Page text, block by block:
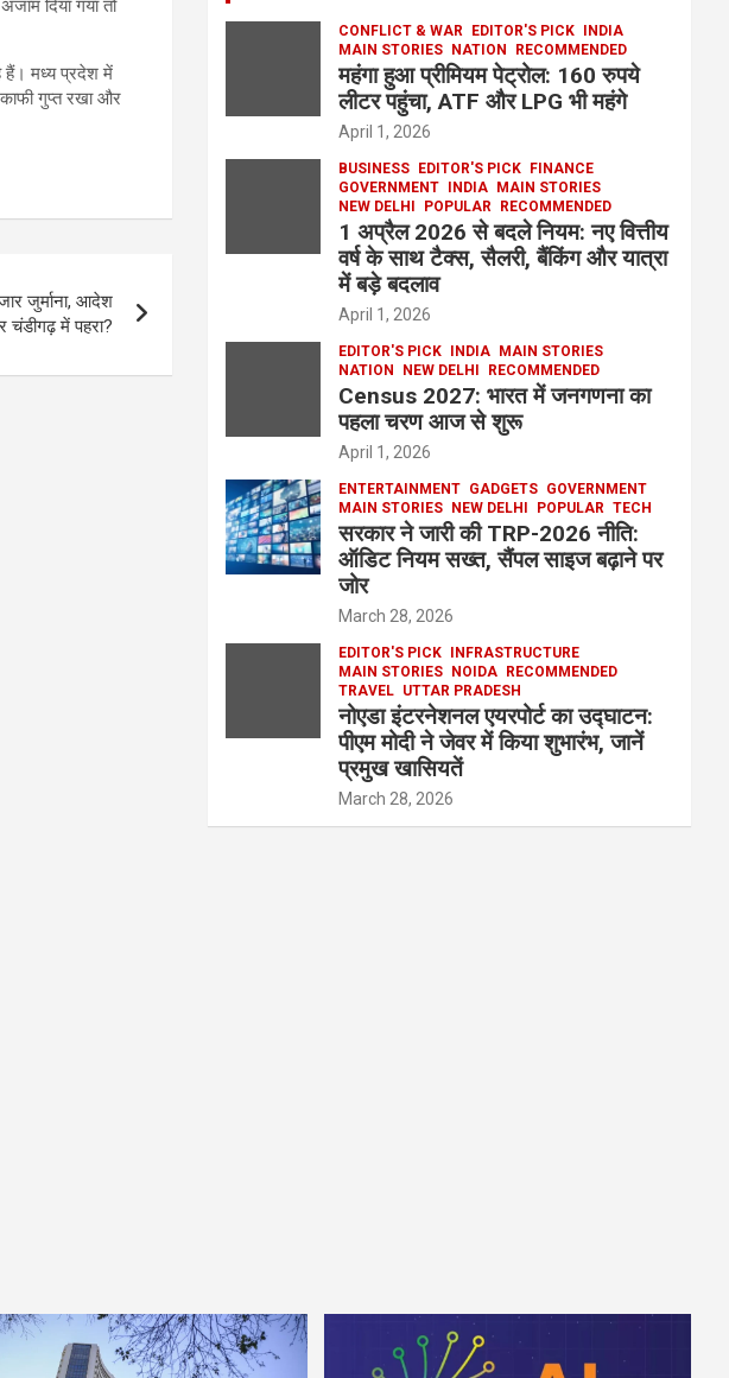
दिया गया तो
हैं। मध्य प्रदेश में
गुप्त रखा और
जुर्माना, आदेश
में पहरा?
CONFLICT & WAR EDITOR'S PICK INDIA
MAIN STORIES NATION RECOMMENDED
महंगा हुआ प्रीमियम पेट्रोल: 160 रुपये
लीटर पहुंचा, ATF और LPG भी महंगे
April 1, 2026
BUSINESS EDITOR'S PICK FINANCE
GOVERNMENT INDIA MAIN STORIES
NEW DELHI
POPULAR RECOMMENDED
1 अप्रैल 2026 से बदले नियम: नए वित्तीय
वर्ष के साथ टैक्स, सैलरी, बैंकिंग और यात्रा
में बड़े बदलाव
April 1, 2026
EDITOR'S PICK INDIA MAIN STORIES
NATION
NEW DELHI RECOMMENDED
Census 2027: भारत में जनगणना का
पहला चरण आज से शुरू
April 1, 2026
ENTERTAINMENT GADGETS GOVERNMENT
MAIN STORIES NEW DELHI POPULAR TECH
सरकार ने जारी की TRP-2026 नीति:
ऑडिट नियम सख्त, सैंपल साइज बढ़ाने पर
जोर
March 28, 2026
EDITOR'S PICK INFRASTRUCTURE
MAIN STORIES NOIDA RECOMMENDED
TRAVEL UTTAR PRADESH
नोएडा इंटरनेशनल एयरपोर्ट का उद्घाटन:
पीएम मोदी ने जेवर में किया शुभारंभ, जानें
प्रमुख खासियतें
March 28, 2026